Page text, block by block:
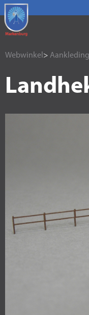
Webwinkel > Aankleding